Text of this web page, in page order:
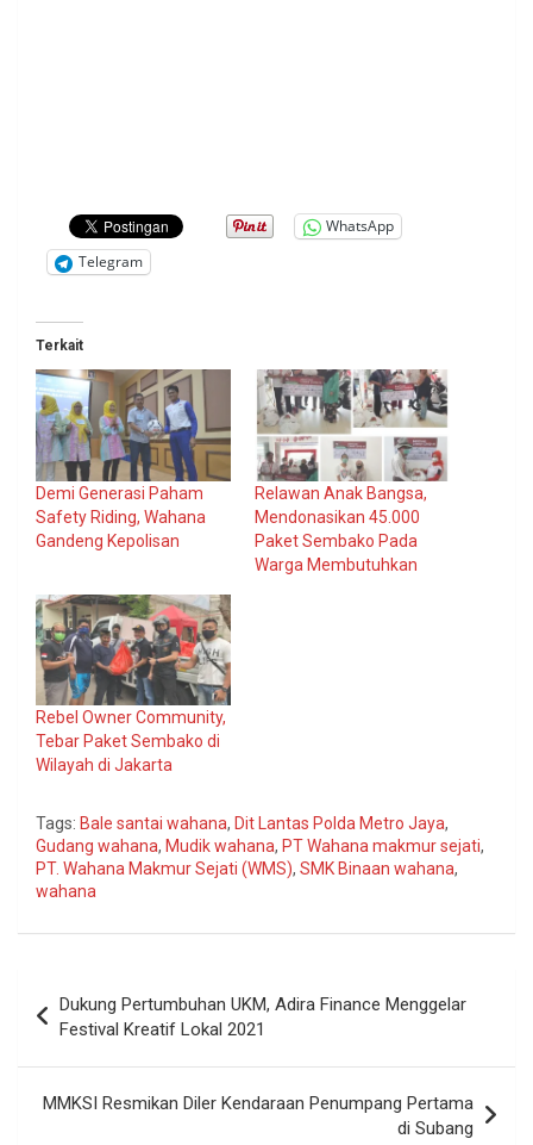
WhatsApp
Telegram
Terkait
Demi Generasi Paham
Safety Riding, Wahana
Gandeng Kepolisan
Relawan Anak Bangsa,
Mendonasikan 45.000
Paket Sembako Pada
Warga Membutuhkan
Rebel Owner Community,
Tebar Paket Sembako di
Wilayah di Jakarta
Tags: Bale santai wahana, Dit Lantas Polda Metro Jaya,
Gudang wahana, Mudik wahana, PT Wahana makmur sejati,
PT. Wahana Makmur Sejati (WMS), SMK Binaan wahana,
wahana
pos
Dukung Pertumbuhan UKM, Adira Finance Menggelar
Festival Kreatif Lokal 2021
MMKSI Resmikan Diler Kendaraan Penumpang Pertama
di Subang